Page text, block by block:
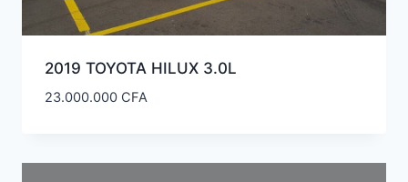
2019 TOYOTA HILUX 3.0L
23.000.000 CFA